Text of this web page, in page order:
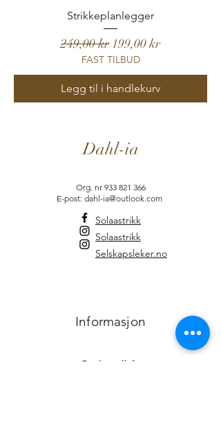
Strikkeplanlegger
Vanlig pris
249,00 kr Salgspris
199,00 kr
FAST TILBUD
Legg til i handlekurv
Dahl-ia
Org. nr 933 821 366
E-post: dahl-ia@outlook.com
Solaastrikk
Solaastrikk
Selskapsleker.no
Informasjon
Brukervilkår